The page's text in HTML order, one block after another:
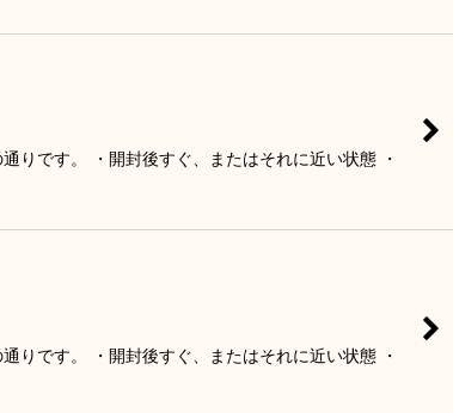
りです。 ・開封後すぐ、またはそれに近い状態 ・
りです。 ・開封後すぐ、またはそれに近い状態 ・